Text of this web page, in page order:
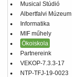
Musical Stúdió
Albertfalvi Múzeum
Informatika
MIF műhely
Ökoiskola
Partnereink
VEKOP-7.3.3-17
NTP-TFJ-19-0023